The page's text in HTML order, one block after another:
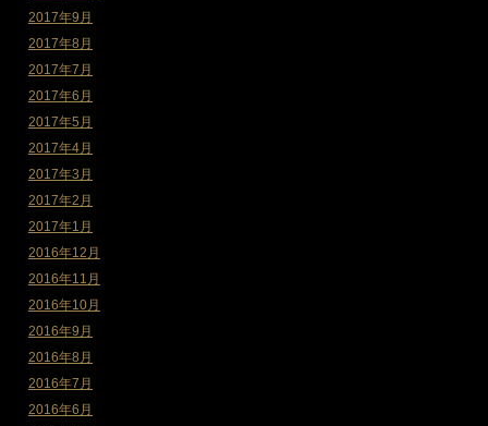
2017年9月
2017年8月
2017年7月
2017年6月
2017年5月
2017年4月
2017年3月
2017年2月
2017年1月
2016年12月
2016年11月
2016年10月
2016年9月
2016年8月
2016年7月
2016年6月